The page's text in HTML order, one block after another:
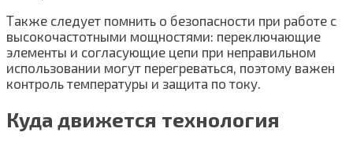
Также следует помнить о безопасности при работе с
высокочастотными мощностями: переключающие
элементы и согласующие цепи при неправильном
использовании могут перегреваться, поэтому важен
контроль температуры и защита по току.
Куда движется технология